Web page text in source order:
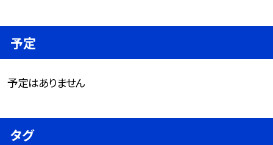
予定
予定はありません
タグ